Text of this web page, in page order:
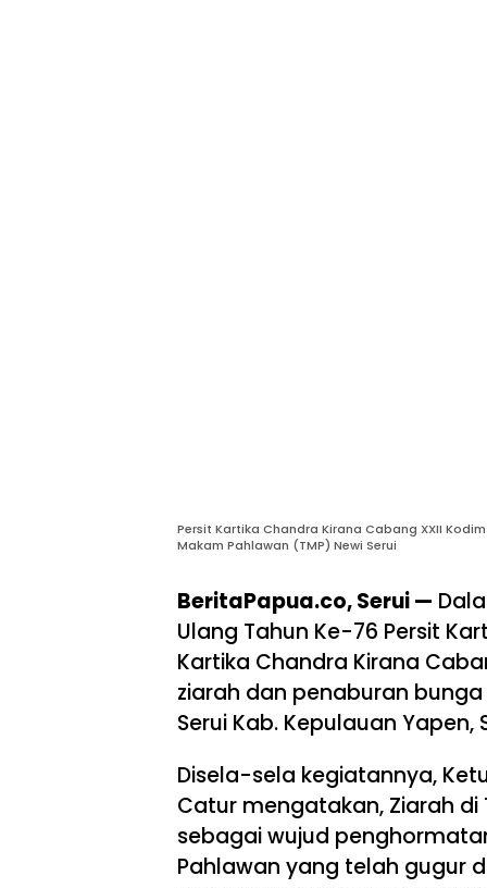
Persit Kartika Chandra Kirana Cabang XXII
Makam Pahlawan (TMP) Newi Serui
BeritaPapua.co, Serui —
Ulang Tahun Ke-76 Persit
Kartika Chandra Kirana
ziarah dan penaburan
Serui Kab. Kepulauan
Disela-sela kegiatannya,
Catur mengatakan, Ziarah
sebagai wujud
Pahlawan yang telah gugur